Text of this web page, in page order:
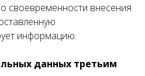
своевременности внесения
информацию.
данных третьим